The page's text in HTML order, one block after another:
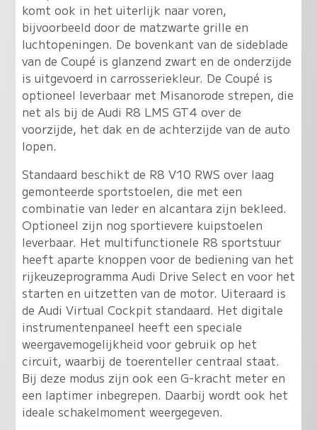
komt ook in het uiterlijk naar voren,
bijvoorbeeld door de matzwarte grille en
luchtopeningen. De bovenkant van de sideblade
van de Coupé is glanzend zwart en de onderzijde
is uitgevoerd in carrosseriekleur. De Coupé is
optioneel leverbaar met Misanorode strepen, die
net als bij de Audi R8 LMS GT4 over de
voorzijde, het dak en de achterzijde van de auto
lopen.
Standaard beschikt de R8 V10 RWS over laag
gemonteerde sportstoelen, die met een
combinatie van leder en alcantara zijn bekleed.
Optioneel zijn nog sportievere kuipstoelen
leverbaar. Het multifunctionele R8 sportstuur
heeft aparte knoppen voor de bediening van het
rijkeuzeprogramma Audi Drive Select en voor het
starten en uitzetten van de motor. Uiteraard is
de Audi Virtual Cockpit standaard. Het digitale
instrumentenpaneel heeft een speciale
weergavemogelijkheid voor gebruik op het
circuit, waarbij de toerenteller centraal staat.
Bij deze modus zijn ook een G-kracht meter en
een laptimer inbegrepen. Daarbij wordt ook het
ideale schakelmoment weergegeven.